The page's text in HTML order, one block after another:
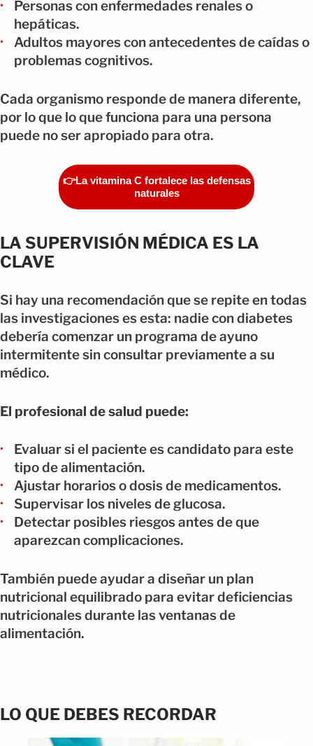
Personas con enfermedades renales o
hepáticas.
Adultos mayores con antecedentes de caídas o
problemas cognitivos.
Cada organismo responde de manera diferente,
por lo que lo que funciona para una persona
puede no ser apropiado para otra.
👉La vitamina C fortalece las defensas
naturales
LA SUPERVISIÓN MÉDICA ES LA
CLAVE
Si hay una recomendación que se repite en todas
las investigaciones es esta: nadie con diabetes
debería comenzar un programa de ayuno
intermitente sin consultar previamente a su
médico.
El profesional de salud puede:
Evaluar si el paciente es candidato para este
tipo de alimentación.
Ajustar horarios o dosis de medicamentos.
Supervisar los niveles de glucosa.
Detectar posibles riesgos antes de que
aparezcan complicaciones.
También puede ayudar a diseñar un plan
nutricional equilibrado para evitar deficiencias
nutricionales durante las ventanas de
alimentación.
LO QUE DEBES RECORDAR